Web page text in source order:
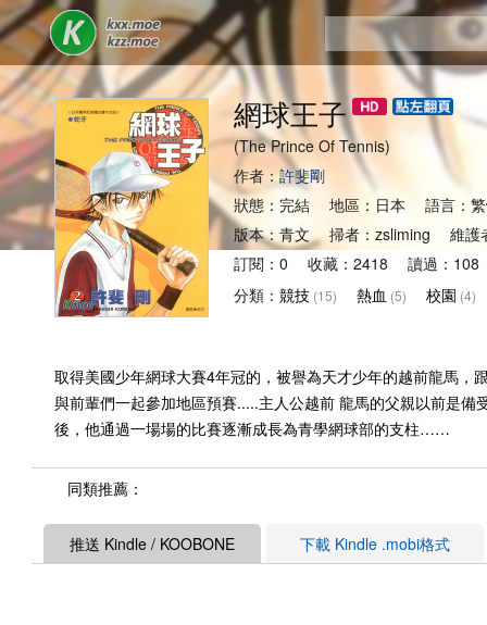
網球王子
(The Prince Of Tennis)
作者： 許斐剛
狀態：完結 地區：日本 語言：
版本：青文 掃者：zsliming 維護
訂閱：0 收藏：2418 讀過：
分類： 競技 (15) 熱血 (5) 校園 (4)
取得美國少年網球大賽4年冠的，被譽為天才少年的越前龍馬
與前輩們一起參加地區預賽.....主人公越前 龍馬的父親以前是
後，他通過一場場的比賽逐漸成長為青學網球部的支柱……
同類推薦：
推送 Kindle / KOOBONE 下載 Kindle .mobi格式